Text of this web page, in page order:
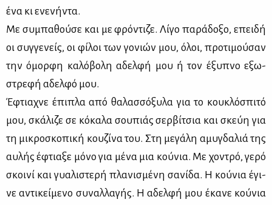
ένα κι ενε­νή­ντα.
Με συ­μπα­θού­σε και με φρό­ντι­ζε. Λί­γο πα­ρά­δο­ξο, επει­δή
οι συγ­γε­νείς, οι φί­λοι των γο­νιών μου, όλοι, προ­τι­μού­σαν
την όμορ­φη κα­λό­βο­λη αδελ­φή μου ή τον έξυ­πνο εξω­
στρε­φή αδελ­φό μου.
Έφτια­χνε έπι­πλα από θα­λασ­σό­ξυ­λα για το κου­κλό­σπι­τό
μου, σκά­λι­ζε σε κό­κα­λα σου­πιάς σερ­βί­τσια και σκεύη για
τη μι­κρο­σκο­πι­κή κου­ζί­να του. Στη με­γά­λη αμυ­γδα­λιά της
αυ­λής έφτια­ξε μό­νο για μέ­να μια κού­νια. Με χο­ντρό, γε­ρό
σκοι­νί και γυα­λι­στε­ρή πλα­νι­σμέ­νη σα­νί­δα. Η κού­νια έγι­
νε αντι­κεί­με­νο συ­ναλ­λα­γής. Η αδελ­φή μου έκα­νε κού­νια